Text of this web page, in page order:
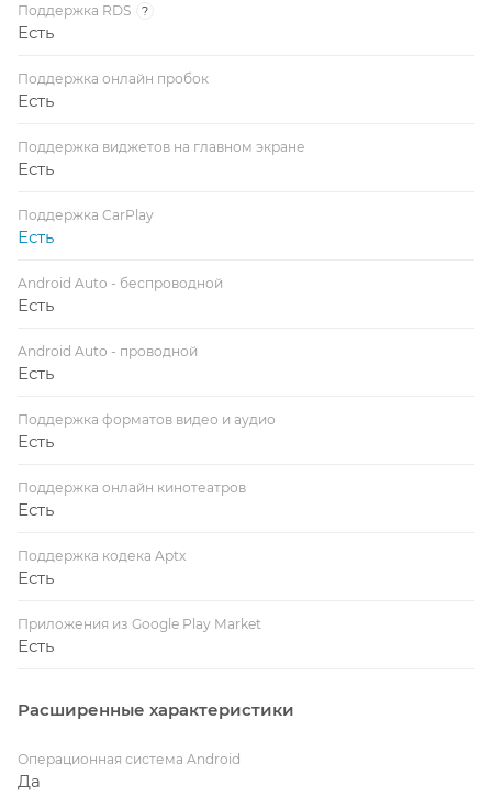
Поддержка RDS ?
Есть
Поддержка онлайн пробок
Есть
Поддержка виджетов на главном экране
Есть
Поддержка CarPlay
Есть
Android Auto - беспроводной
Есть
Android Auto - проводной
Есть
Поддержка форматов видео и аудио
Есть
Поддержка онлайн кинотеатров
Есть
Поддержка кодека Aptx
Есть
Приложения из Google Play Market
Есть
Расширенные характеристики
Операционная система Android
Да